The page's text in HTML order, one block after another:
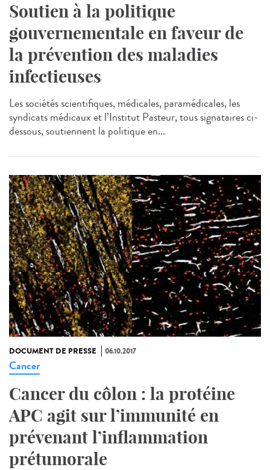
Soutien à la politique
gouvernementale en faveur de
la prévention des maladies
infectieuses
Les sociétés scientifiques, médicales, paramédicales, les
syndicats médicaux et l’Institut Pasteur, tous signataires ci-
dessous, soutiennent la politique en...
DOCUMENT DE PRESSE 06.10.2017
Cancer
Cancer du côlon : la protéine
APC agit sur l’immunité en
prévenant l’inflammation
prétumorale